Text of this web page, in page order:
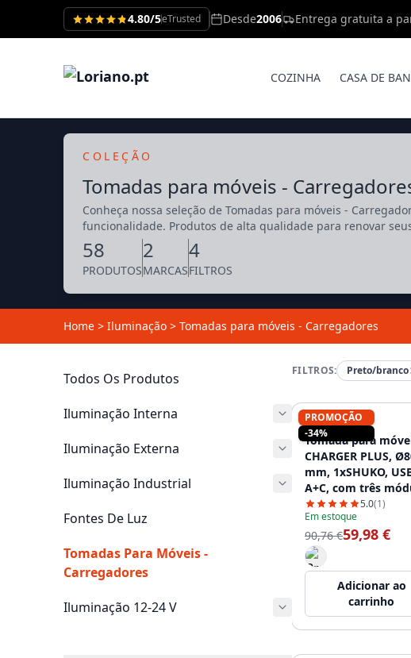
4.80/5eTrusted Desde2006 Entrega gratuita a
COZINHA CASA DE
COLEÇÃO
Tomadas para móveis -
Conheça nossa seleção de Tomadas para móveis -
funcionalidade. Produtos de alta qualidade para renovar
58
PRODUTOS
2
MARCAS
4
FILTROS
Home > Iluminação > Tomadas para móveis - Carregadores
Todos Os Produtos
Iluminação Interna
Iluminação Externa
Iluminação Industrial
Fontes De Luz
Tomadas Para Móveis -
Carregadores
Iluminação 12-24 V
FILTROS: Preto/branco
PROMOÇÃO
-34%
INDUX
Tomada para
CHARGER PLUS,
mm, 1xSHUKO,
A+C, com três
substituíveis
no conjunto (USB-A,
HDMI, RJ45), cabo
m, preto
5.0(1)
Em estoque
90,76 €59,98 €
Adicionar ao
carrinho